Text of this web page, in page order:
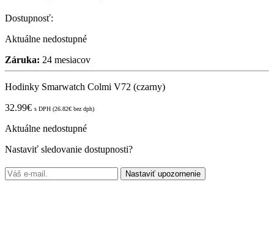
Dostupnosť:
Aktuálne nedostupné
Záruka: 24 mesiacov
Hodinky Smarwatch Colmi V72 (czarny)
32.99€ s DPH (26.82€ bez dph)
Aktuálne nedostupné
Nastaviť sledovanie dostupnosti?
Nastaviť upozornenie